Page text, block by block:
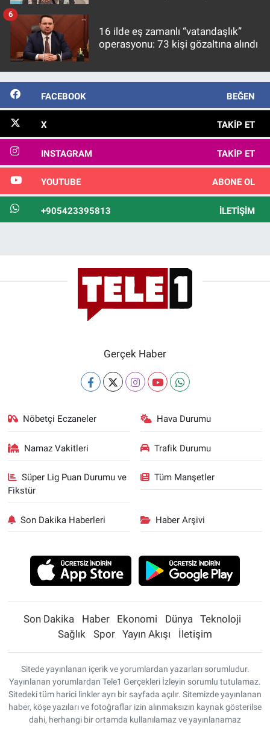
16 ilde eş zamanlı “vatandaşlık”
operasyonu: 73 kişi gözaltına alındı
6
FACEBOOK BEĞEN
X TAKIP ET
INSTAGRAM TAKIP ET
YOUTUBE ABONE OL
+905423395813 İLETIŞIM
Gerçek Haber
Nöbetçi Eczaneler Hava Durumu
Namaz Vakitleri Trafik Durumu
Süper Lig Puan Durumu ve
Fikstür
Tüm Manşetler
Son Dakika Haberleri Haber Arşivi
Son Dakika Haber Ekonomi Dünya
Teknoloji
Sağlık
Spor Yayın Akışı İletişim
Sitede yayınlanan içerik ve yorumlardan yazarları sorumludur.
Yayınlanan yorumlardan Tele1 Gerçekleri İzleyin sorumlu tutulamaz.
Sitedeki tüm harici linkler ayrı bir sayfada açılır. Sitemizde yayınlanan
haber, köşe yazıları ve fotoğraflar izin alınmaksızın kaynak gösterilse
dahi, herhangi bir ortamda kullanılamaz ve yayınlanamaz